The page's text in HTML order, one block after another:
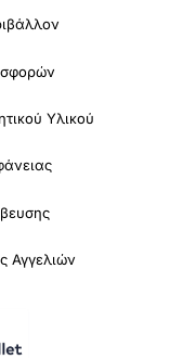
Υλικού
Αγγελιών